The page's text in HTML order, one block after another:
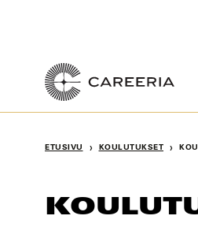
ETUSIVU › KOULUTUKSET ›